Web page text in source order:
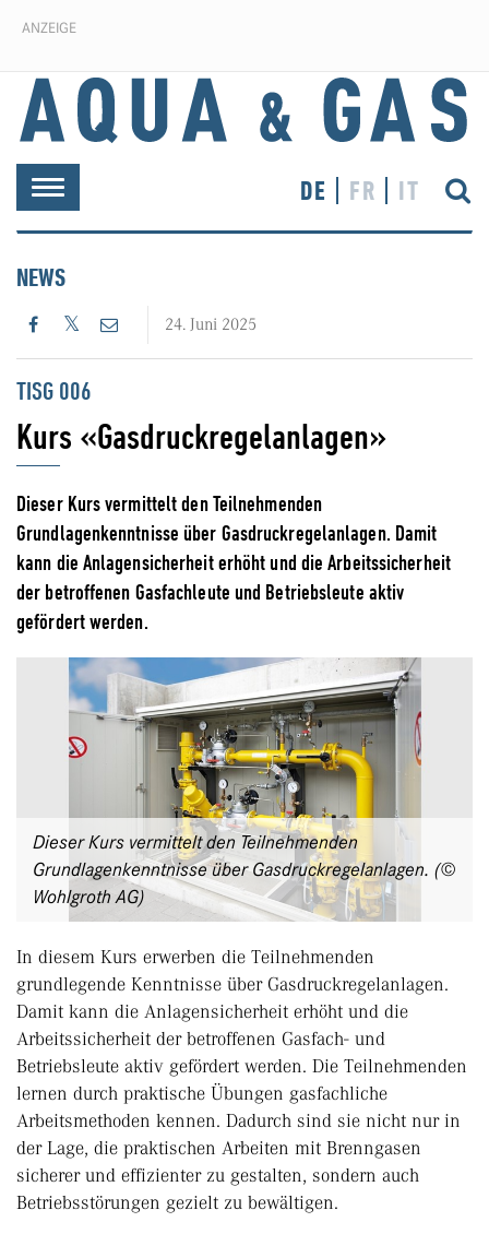
ANZEIGE
Toggle
navigation
DE FR IT
NEWS
24. Juni 2025
TISG 006
Kurs «Gasdruckregelanlagen»
Dieser Kurs vermittelt den Teilnehmenden
Grundlagenkenntnisse über Gasdruckregelanlagen. Damit
kann die Anlagensicherheit erhöht und die Arbeitssicherheit
der betroffenen Gasfachleute und Betriebsleute aktiv
gefördert werden.
Dieser Kurs vermittelt den Teilnehmenden
Grundlagenkenntnisse über Gasdruckregelanlagen. (©
Wohlgroth AG)
In diesem Kurs erwerben die Teilnehmenden
grundlegende Kenntnisse über Gasdruckregelanlagen.
Damit kann die Anlagensicherheit erhöht und die
Arbeitssicherheit der betroffenen Gasfach- und
Betriebsleute aktiv gefördert werden. Die Teilnehmenden
lernen durch praktische Übungen gasfachliche
Arbeitsmethoden kennen. Dadurch sind sie nicht nur in
der Lage, die praktischen Arbeiten mit Brenngasen
sicherer und effizienter zu gestalten, sondern auch
Betriebsstörungen gezielt zu bewältigen.